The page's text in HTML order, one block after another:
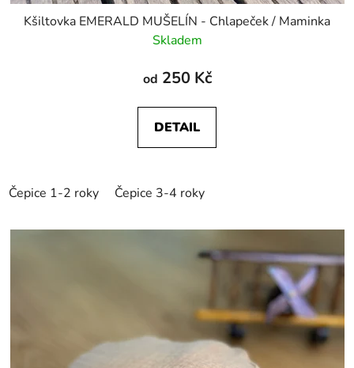
Kšiltovka EMERALD MUŠELÍN - Chlapeček / Maminka
Skladem
od 250 Kč
DETAIL
Čepice 1-2 roky Čepice 3-4 roky